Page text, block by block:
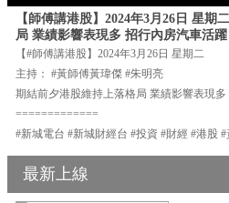
【師傅講港股】2024年3月26日 星期
局 業績影響表現多 招行內房汽車活
【#師傅講港股】2024年3月26日 星期二
主持： #黃師傅黃瑋傑 #朱明亮
期結前夕港股維持上落格局 業績影響表現
=============
#新城電台 #新城財經台 #投資 #財經 #港股
最新上線